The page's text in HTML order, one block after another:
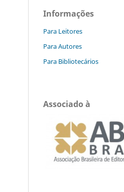
Informações
Para Leitores
Para Autores
Para Bibliotecários
Associado à